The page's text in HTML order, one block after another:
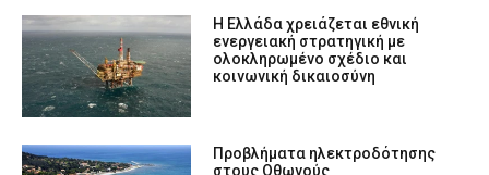
Η Ελλάδα χρειάζεται εθνική
ενεργειακή στρατηγική με
ολοκληρωμένο σχέδιο και
κοινωνική δικαιοσύνη
Προβλήματα ηλεκτροδότησης
στους Οθωνούς